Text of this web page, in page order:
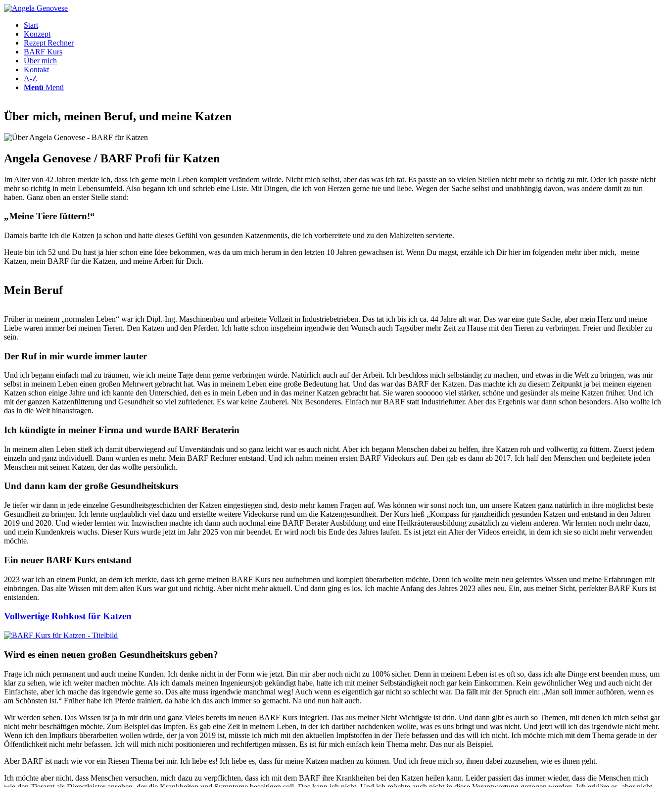
Start
Konzept
Rezept Rechner
BARF Kurs
Über mich
Kontakt
A-Z
Menü Menü
Über mich, meinen Beruf, und meine Katzen
Angela Genovese / BARF Profi für Katzen
Im Alter von 42 Jahren merkte ich, dass ich gerne mein Leben komplett verändern würde. Nicht mich selbst, aber das was ich tat. Es passte an so vielen Stellen nicht mehr so richtig zu mir. Oder ich passte nicht
mehr so richtig in mein Lebensumfeld. Also begann ich und schrieb eine Liste. Mit Dingen, die ich von Herzen gerne tue und liebe. Wegen der Sache selbst und unabhängig davon, was andere damit zu tun
haben. Ganz oben an erster Stelle stand:
„Meine Tiere füttern!“
Damals barfte ich die Katzen ja schon und hatte dieses Gefühl von gesunden Katzenmenüs, die ich vorbereitete und zu den Mahlzeiten servierte.
Heute bin ich 52 und Du hast ja hier schon eine Idee bekommen, was da um mich herum in den letzten 10 Jahren gewachsen ist. Wenn Du magst, erzähle ich Dir hier im folgenden mehr über mich, meine
Katzen, mein BARF für die Katzen, und meine Arbeit für Dich.
Mein Beruf
Früher in meinem „normalen Leben“ war ich Dipl.-Ing. Maschinenbau und arbeitete Vollzeit in Industriebetrieben. Das tat ich bis ich ca. 44 Jahre alt war. Das war eine gute Sache, aber mein Herz und meine
Liebe waren immer bei meinen Tieren. Den Katzen und den Pferden. Ich hatte schon insgeheim irgendwie den Wunsch auch Tagsüber mehr Zeit zu Hause mit den Tieren zu verbringen. Freier und flexibler zu
sein.
Der Ruf in mir wurde immer lauter
Und ich begann einfach mal zu träumen, wie ich meine Tage denn gerne verbringen würde. Natürlich auch auf der Arbeit. Ich beschloss mich selbständig zu machen, und etwas in die Welt zu bringen, was mir
selbst in meinem Leben einen großen Mehrwert gebracht hat. Was in meinem Leben eine große Bedeutung hat. Und das war das BARF der Katzen. Das machte ich zu diesem Zeitpunkt ja bei meinen eigenen
Katzen schon einige Jahre und ich kannte den Unterschied, den es in mein Leben und in das meiner Katzen gebracht hat. Sie waren soooooo viel stärker, schöne und gesünder als meine Katzen früher. Und ich
mit der ganzen Katzenfütterung und Gesundheit so viel zufriedener. Es war keine Zauberei. Nix Besonderes. Einfach nur BARF statt Industriefutter. Aber das Ergebnis war dann schon besonders. Also wollte ich
das in die Welt hinaustragen.
Ich kündigte in meiner Firma und wurde BARF Beraterin
In meinem alten Leben stieß ich damit überwiegend auf Unverständnis und so ganz leicht war es auch nicht. Aber ich begann Menschen dabei zu helfen, ihre Katzen roh und vollwertig zu füttern. Zuerst jedem
einzeln und ganz individuell. Dann wurden es mehr. Mein BARF Rechner entstand. Und ich nahm meinen ersten BARF Videokurs auf. Den gab es dann ab 2017. Ich half den Menschen und begleitete jeden
Menschen mit seinen Katzen, der das wollte persönlich.
Und dann kam der große Gesundheitskurs
Je tiefer wir dann in jede einzelne Gesundheitsgeschichten der Katzen eingestiegen sind, desto mehr kamen Fragen auf. Was können wir sonst noch tun, um unsere Katzen ganz natürlich in ihre möglichst beste
Gesundheit zu bringen. Ich lernte unglaublich viel dazu und erstellte weitere Videokurse rund um die Katzengesundheit. Der Kurs hieß „Kompass für ganzheitlich gesunden Katzen und entstand in den Jahren
2019 und 2020. Und wieder lernten wir. Inzwischen machte ich dann auch nochmal eine BARF Berater Ausbildung und eine Heilkräuterausbildung zusätzlich zu vielem anderen. Wir lernten noch mehr dazu,
und mein Kundenkreis wuchs. Dieser Kurs wurde jetzt im Jahr 2025 von mir beendet. Er wird noch bis Ende des Jahres laufen. Es ist jetzt ein Alter der Videos erreicht, in dem ich sie so nicht mehr verwenden
möchte.
Ein neuer BARF Kurs entstand
2023 war ich an einem Punkt, an dem ich merkte, dass ich gerne meinen BARF Kurs neu aufnehmen und komplett überarbeiten möchte. Denn ich wollte mein neu gelerntes Wissen und meine Erfahrungen mit
einbringen. Das alte Wissen mit dem alten Kurs war gut und richtig. Aber nicht mehr aktuell. Und dann ging es los. Ich machte Anfang des Jahres 2023 alles neu. Ein, aus meiner Sicht, perfekter BARF Kurs ist
entstanden.
Vollwertige Rohkost für Katzen
Wird es einen neuen großen Gesundheitskurs geben?
Frage ich mich permanent und auch meine Kunden. Ich denke nicht in der Form wie jetzt. Bin mir aber noch nicht zu 100% sicher. Denn in meinem Leben ist es oft so, dass ich alte Dinge erst beenden muss, um
klar zu sehen, wie ich weiter machen möchte. Als ich damals meinen Ingenieursjob gekündigt habe, hatte ich mit meiner Selbständigkeit noch gar kein Einkommen. Kein gewöhnlicher Weg und auch nicht der
Einfachste, aber ich mache das irgendwie gerne so. Das alte muss irgendwie manchmal weg! Auch wenn es eigentlich gar nicht so schlecht war. Da fällt mir der Spruch ein: „Man soll immer aufhören, wenn es
am Schönsten ist.“ Früher habe ich Pferde trainiert, da habe ich das auch immer so gemacht. Na und nun halt auch.
Wir werden sehen. Das Wissen ist ja in mir drin und ganz Vieles bereits im neuen BARF Kurs integriert. Das aus meiner Sicht Wichtigste ist drin. Und dann gibt es auch so Themen, mit denen ich mich selbst gar
nicht mehr beschäftigen möchte. Zum Beispiel das Impfen. Es gab eine Zeit in meinem Leben, in der ich darüber nachdenken wollte, was es uns bringt und was nicht. Und jetzt will ich das irgendwie nicht mehr.
Wenn ich den Impfkurs überarbeiten wollen würde, der ja von 2019 ist, müsste ich mich mit den aktuellen Impfstoffen in der Tiefe befassen und das will ich nicht. Ich möchte mich mit dem Thema gerade in der
Öffentlichkeit nicht mehr befassen. Ich will mich nicht positionieren und rechtfertigen müssen. Es ist für mich einfach kein Thema mehr. Das nur als Beispiel.
Aber BARF ist nach wie vor ein Riesen Thema bei mir. Ich liebe es! Ich liebe es, dass für meine Katzen machen zu können. Und ich freue mich so, ihnen dabei zuzusehen, wie es ihnen geht.
Ich möchte aber nicht, dass Menschen versuchen, mich dazu zu verpflichten, dass ich mit dem BARF ihre Krankheiten bei den Katzen heilen kann. Leider passiert das immer wieder, dass die Menschen mich